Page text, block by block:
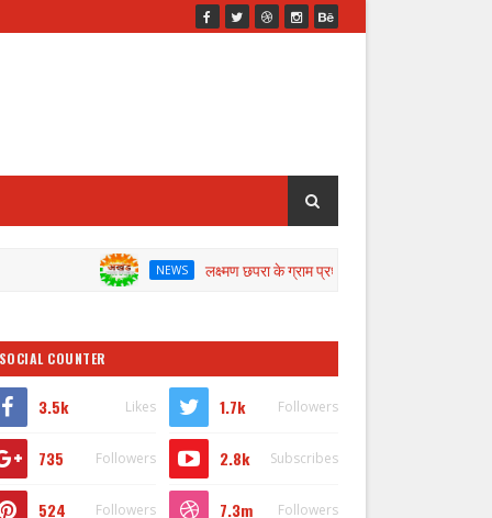
NEWS लक्ष्मण छपरा के ग्राम प्रधान के खिलाफ जांच के लिए डीएम ने गठित की
SOCIAL COUNTER
3.5k Likes 1.7k Followers
735 Followers 2.8k Subscribes
524 Followers 7.3m Followers